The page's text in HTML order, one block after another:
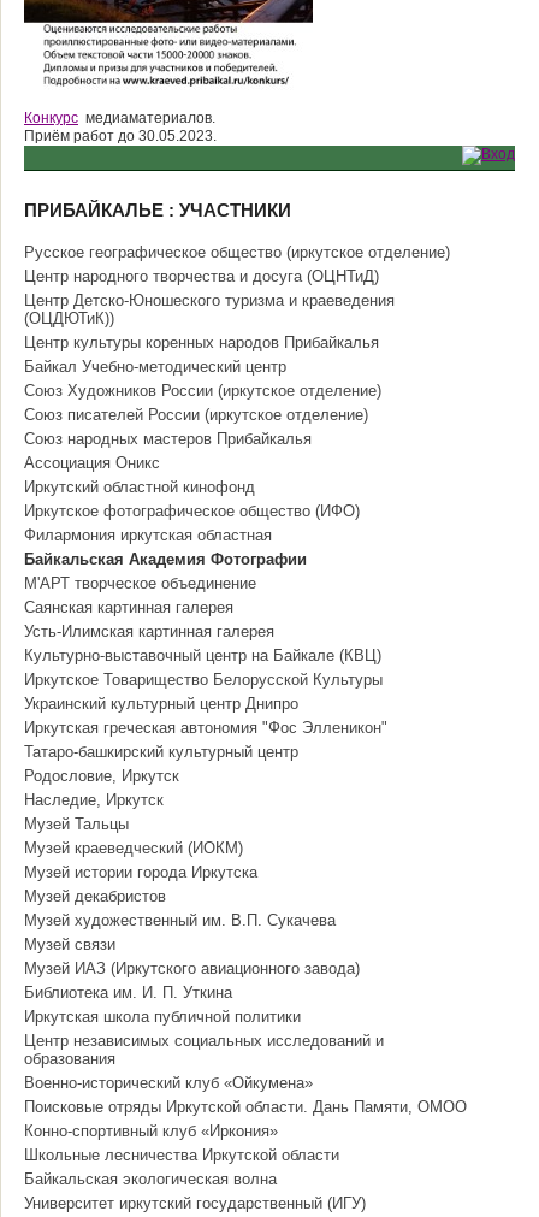
Конкурс медиаматериалов.
Приём работ до 30.05.2023.
ПРИБАЙКАЛЬЕ : УЧАСТНИКИ
Русское географическое общество (иркутское отделение)
Центр народного творчества и досуга (ОЦНТиД)
Центр Детско-Юношеского туризма и краеведения
(ОЦДЮТиК))
Центр культуры коренных народов Прибайкалья
Байкал Учебно-методический центр
Союз Художников России (иркутское отделение)
Союз писателей России (иркутское отделение)
Союз народных мастеров Прибайкалья
Ассоциация Оникс
Иркутский областной кинофонд
Иркутское фотографическое общество (ИФО)
Филармония иркутская областная
Байкальская Академия Фотографии
М'АРТ творческое объединение
Саянская картинная галерея
Усть-Илимская картинная галерея
Культурно-выставочный центр на Байкале (КВЦ)
Иркутское Товарищество Белорусской Культуры
Украинский культурный центр Днипро
Иркутская греческая автономия "Фос Элленикон"
Татаро-башкирский культурный центр
Родословие, Иркутск
Наследие, Иркутск
Музей Тальцы
Музей краеведческий (ИОКМ)
Музей истории города Иркутска
Музей декабристов
Музей художественный им. В.П. Сукачева
Музей связи
Музей ИАЗ (Иркутского авиационного завода)
Библиотека им. И. П. Уткина
Иркутская школа публичной политики
Центр независимых социальных исследований и
образования
Военно-исторический клуб «Ойкумена»
Поисковые отряды Иркутской области. Дань Памяти, ОМОО
Конно-спортивный клуб «Иркония»
Школьные лесничества Иркутской области
Байкальская экологическая волна
Университет иркутский государственный (ИГУ)